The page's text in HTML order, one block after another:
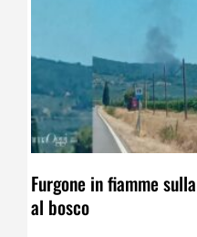
Furgone in fiamme
al bosco